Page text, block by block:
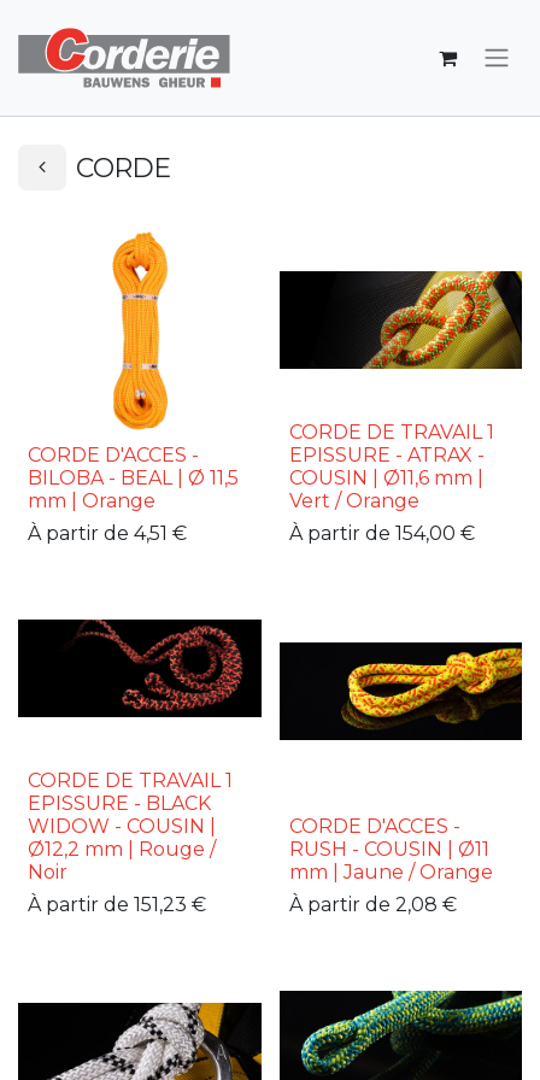
CORDE
CORDE D'ACCES -
BILOBA - BEAL | Ø 11,5
mm | Orange
À partir de 4,51 €
CORDE DE TRAVAIL 1
EPISSURE - ATRAX -
COUSIN | Ø11,6 mm |
Vert / Orange
À partir de 154,00 €
CORDE DE TRAVAIL 1
EPISSURE - BLACK
WIDOW - COUSIN |
Ø12,2 mm | Rouge /
Noir
À partir de 151,23 €
CORDE D'ACCES -
RUSH - COUSIN | Ø11
mm | Jaune / Orange
À partir de 2,08 €